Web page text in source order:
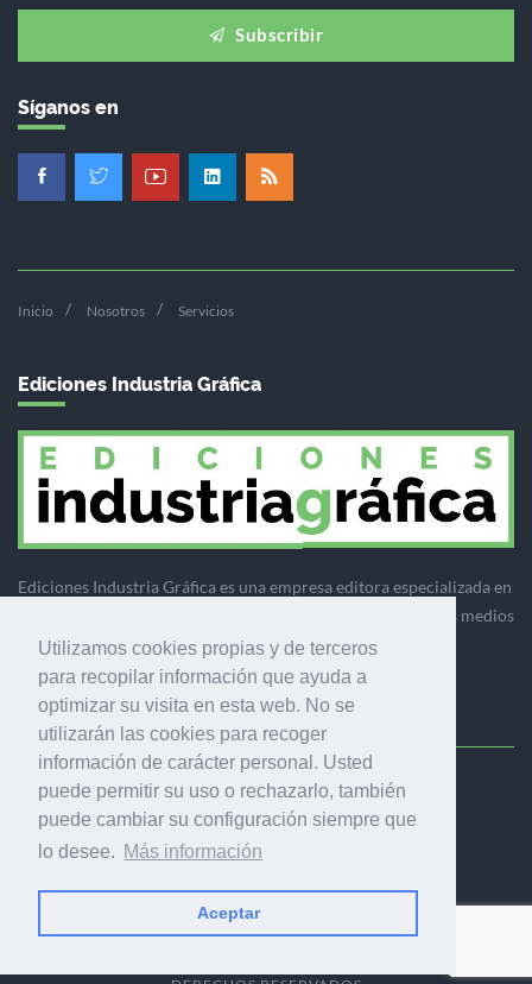
Utilizamos cookies propias y de terceros
para recopilar información que ayuda a
optimizar su visita en esta web. No se
utilizarán las cookies para recoger
información de carácter personal. Usted
puede permitir su uso o rechazarlo, también
puede cambiar su configuración siempre que
lo desee. Más información
Aceptar
Subscribir
Síganos en
Inicio Nosotros Servicios
Ediciones Industria Gráfica
Ediciones Industria Gráfica es una empresa editora especializada en
el mercado de la comunicación gráfica que engloba diversos medios
profesionales especializados en el mercado gráfico, la
comunicación visual y el envasado.
Ediciones Industria Gráfica, S.C.P.
Calle Fluvià 257, bajos, 08020 Barcelona (España)